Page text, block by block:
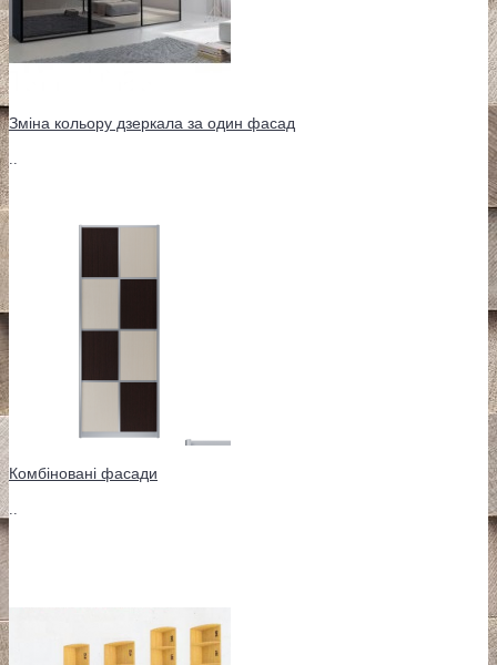
Зміна кольору дзеркала за один фасад
Комбіновані фасади
..